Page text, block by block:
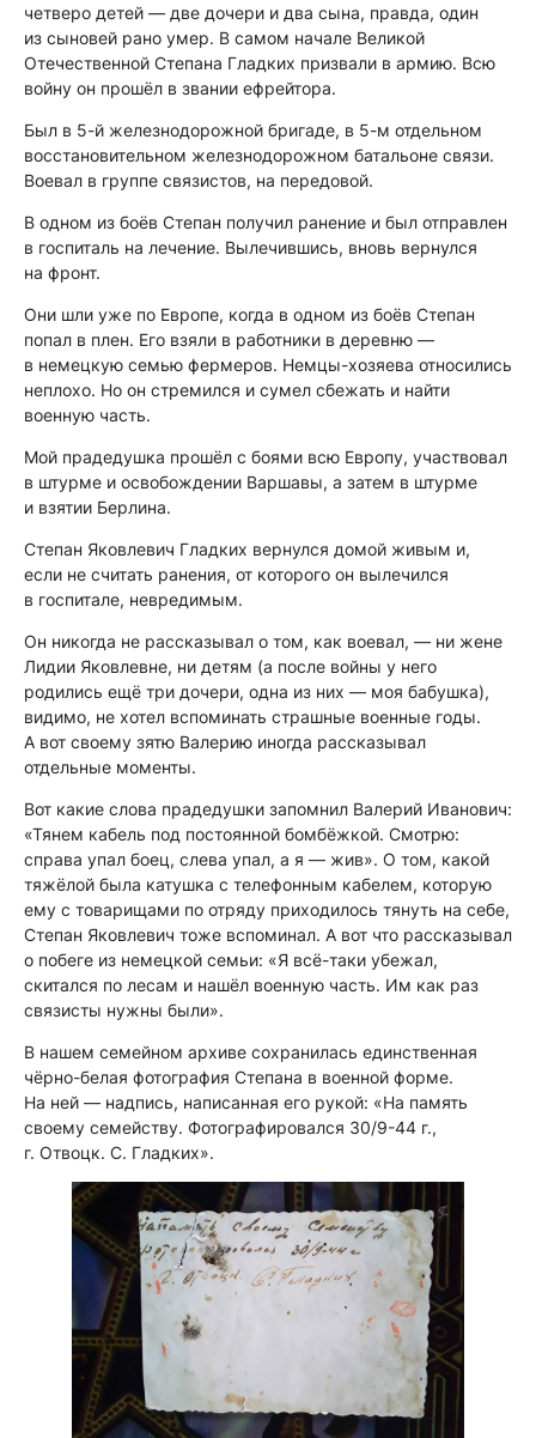
четверо детей — две дочери и два сына, правда, один
из сыновей рано умер. В самом начале Великой
Отечественной Степана Гладких призвали в армию. Всю
войну он прошёл в звании ефрейтора.
Был в 5-й железнодорожной бригаде, в 5-м отдельном
восстановительном железнодорожном батальоне связи.
Воевал в группе связистов, на передовой.
В одном из боёв Степан получил ранение и был отправлен
в госпиталь на лечение. Вылечившись, вновь вернулся
на фронт.
Они шли уже по Европе, когда в одном из боёв Степан
попал в плен. Его взяли в работники в деревню —
в немецкую семью фермеров. Немцы-хозяева относились
неплохо. Но он стремился и сумел сбежать и найти
военную часть.
Мой прадедушка прошёл с боями всю Европу, участвовал
в штурме и освобождении Варшавы, а затем в штурме
и взятии Берлина.
Степан Яковлевич Гладких вернулся домой живым и,
если не считать ранения, от которого он вылечился
в госпитале, невредимым.
Он никогда не рассказывал о том, как воевал, — ни жене
Лидии Яковлевне, ни детям (а после войны у него
родились ещё три дочери, одна из них — моя бабушка),
видимо, не хотел вспоминать страшные военные годы.
А вот своему зятю Валерию иногда рассказывал
отдельные моменты.
Вот какие слова прадедушки запомнил Валерий Иванович:
«Тянем кабель под постоянной бомбёжкой. Смотрю:
справа упал боец, слева упал, а я — жив». О том, какой
тяжёлой была катушка с телефонным кабелем, которую
ему с товарищами по отряду приходилось тянуть на себе,
Степан Яковлевич тоже вспоминал. А вот что рассказывал
о побеге из немецкой семьи: «Я всё-таки убежал,
скитался по лесам и нашёл военную часть. Им как раз
связисты нужны были».
В нашем семейном архиве сохранилась единственная
чёрно-белая фотография Степана в военной форме.
На ней — надпись, написанная его рукой: «На память
своему семейству. Фотографировался 30/9-44 г.,
г. Отвоцк. С. Гладких».